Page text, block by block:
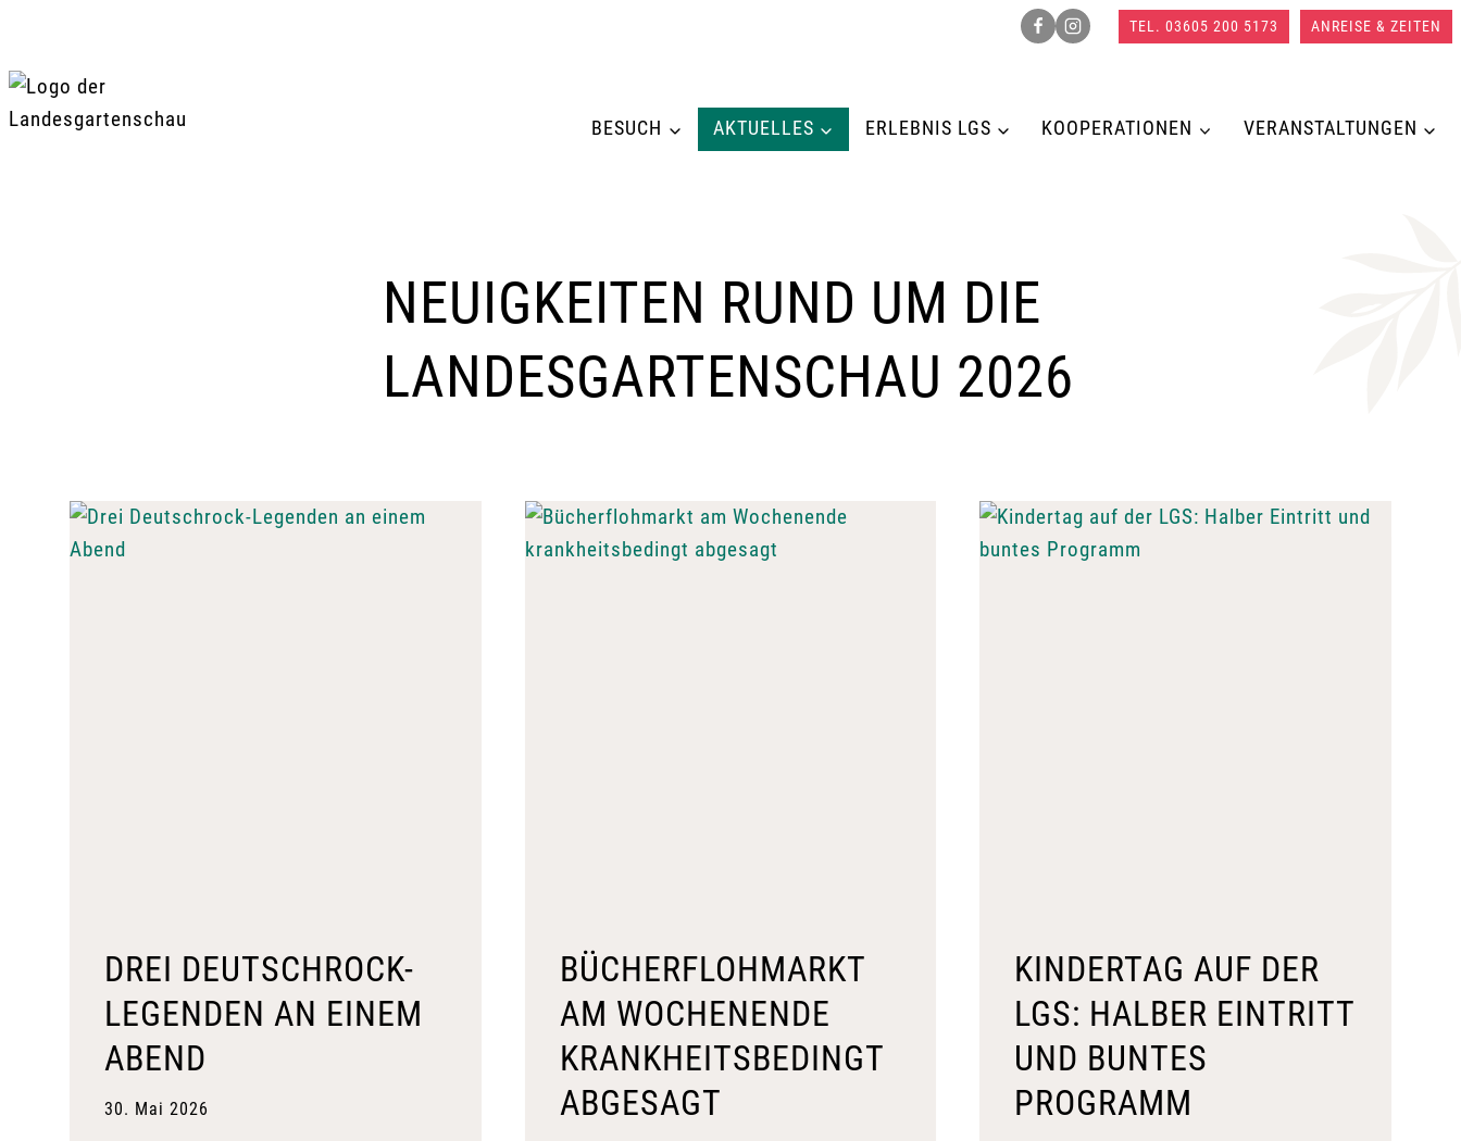
springen
TEL. 03605 200 5173 ANREISE & ZEITEN
BESUCH AKTUELLES ERLEBNIS LGS KOOPERATIONEN VERANSTALTUNGEN
NEUIGKEITEN RUND UM DIE
LANDESGARTENSCHAU 2026
DREI DEUTSCHROCK-
LEGENDEN AN EINEM
ABEND
30. Mai 2026
BÜCHERFLOHMARKT
AM WOCHENENDE
KRANKHEITSBEDINGT
ABGESAGT
KINDERTAG AUF DER
LGS: HALBER EINTRITT
UND BUNTES
PROGRAMM